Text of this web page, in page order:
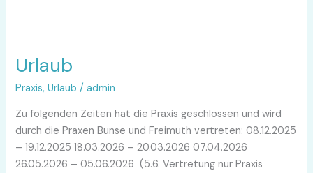
Urlaub
Praxis,Urlaub /admin
Zu folgenden Zeiten hat die Praxis geschlossen und wird
durch die Praxen Bunse und Freimuth vertreten: 08.12.2025
– 19.12.2025 18.03.2026 – 20.03.2026 07.04.2026
26.05.2026 – 05.06.2026 (5.6. Vertretung nur Praxis